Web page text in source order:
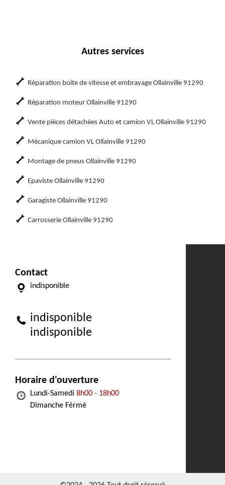
Autres services
Réparation boite de vitesse et embrayage Ollainville 91290
Réparation moteur Ollainville 91290
Vente pièces détachées Auto et camion VL Ollainville 91290
Mécanique camion VL Ollainville 91290
Montage de pneus Ollainville 91290
Epaviste Ollainville 91290
Garagiste Ollainville 91290
Carrosserie Ollainville 91290
Contact
indisponible
indisponible
indisponible
Horaire d'ouverture
Lundi-Samedi 8h00 - 18h00
Dimanche Férmé